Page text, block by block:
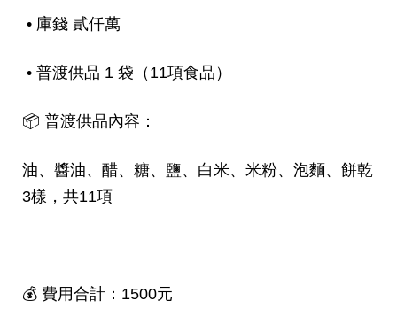
• 庫錢 貳仟萬
• 普渡供品 1 袋（11項食品）
📦 普渡供品內容：
油、醬油、醋、糖、鹽、白米、米粉、泡麵、餅乾
3樣，共11項
💰 費用合計：1500元